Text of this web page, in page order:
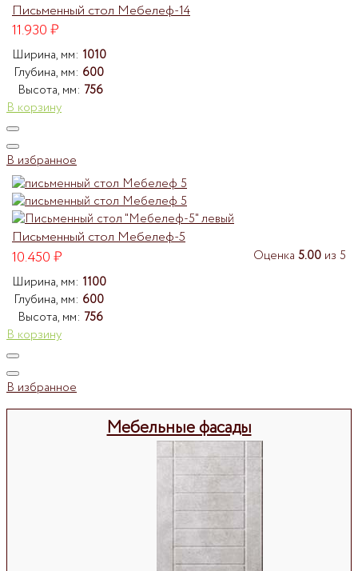
Письменный стол Мебелеф-14
11.930₽
Ширина, мм: 1010
Глубина, мм: 600
Высота, мм: 756
В корзину
В избранное
Письменный стол Мебелеф-5
Оценка 5.00 из 5
10.450₽
Ширина, мм: 1100
Глубина, мм: 600
Высота, мм: 756
В корзину
В избранное
Мебельные фасады